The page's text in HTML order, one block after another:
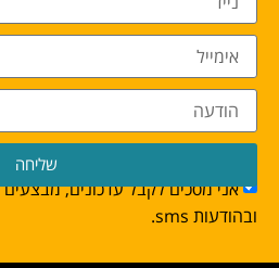
אני מסכים לקבל עדכונים, מבצעים
ובהודעות sms.
שליחה